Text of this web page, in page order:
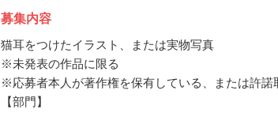
募集内容
猫耳をつけたイラスト、または実物写真
※未発表の作品に限る
※応募者本人が著作権を保有している、または許諾
【部門】